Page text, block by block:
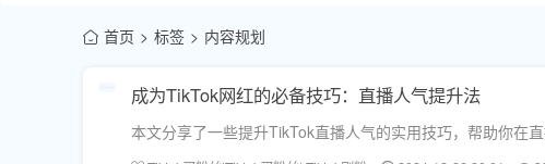
首页 标签 内容规划
成为TikTok网红的必备技巧：直播人气提升法
本文分享了一些提升TikTok直播人气的实用技巧，帮助你在